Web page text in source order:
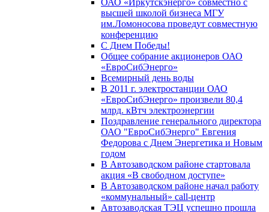
ОАО «Иркутскэнерго» совместно с
высшей школой бизнеса МГУ
им.Ломоносова проведут совместную
конференцию
С Днем Победы!
Общее собрание акционеров ОАО
«ЕвроСибЭнерго»
Всемирный день воды
В 2011 г. электростанции ОАО
«ЕвроСибЭнерго» произвели 80,4
млрд. кВтч электроэнергии
Поздравление генерального директора
ОАО "ЕвроСибЭнерго" Евгения
Федорова с Днем Энергетика и Новым
годом
В Автозаводском районе стартовала
акция «В свободном доступе»
В Автозаводском районе начал работу
«коммунальный» call-центр
Автозаводская ТЭЦ успешно прошла